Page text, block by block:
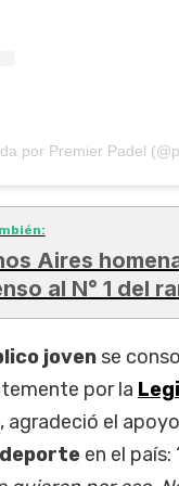
por Premier Padel
Aires
al N° 1 del
jovense
por la
, agradeció el
en el país: